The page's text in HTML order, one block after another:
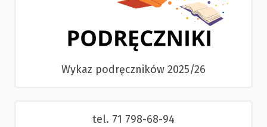
Wykaz podręczników 2025/26
tel. 71 798-68-94